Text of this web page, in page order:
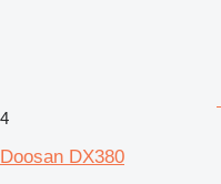
4
Doosan DX380